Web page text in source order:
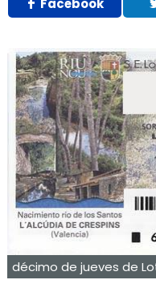
Facebook
décimo de jueves de